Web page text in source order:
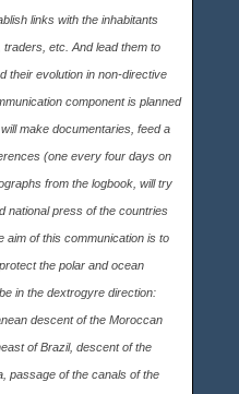
links with the inhabitants
etc. And lead them to
their evolution in non-directive
component is planned
make documentaries, feed a
(one every four days on
from the logbook, will try
national press of the countries
aim of this communication is to
the polar and ocean
in the dextrogyre direction:
descent of the Moroccan
of Brazil, descent of the
passage of the canals of the